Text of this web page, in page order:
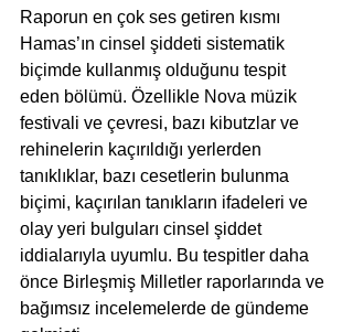
Raporun en çok ses getiren kısmı
Hamas’ın cinsel şiddeti sistematik
biçimde kullanmış olduğunu tespit
eden bölümü. Özellikle Nova müzik
festivali ve çevresi, bazı kibutzlar ve
rehinelerin kaçırıldığı yerlerden
tanıklıklar, bazı cesetlerin bulunma
biçimi, kaçırılan tanıkların ifadeleri ve
olay yeri bulguları cinsel şiddet
iddialarıyla uyumlu. Bu tespitler daha
önce Birleşmiş Milletler raporlarında ve
bağımsız incelemelerde de gündeme